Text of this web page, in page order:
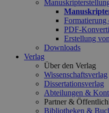
PDF-
Erstellung
Downloads
Verlag
Über den Verlag
Wissenschaftsverlag
Dissertationsverlag
Abteilungen &
Partner &
Bibliotheken &